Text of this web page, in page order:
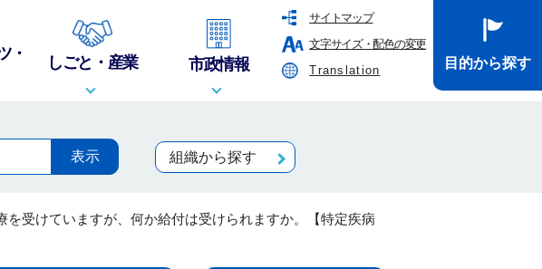
サイトマップ
文字サイズ・配色の変更
Translation
・
しごと・産業 市政情報 目的から探す
組織から探す
を受けていますが、何か給付は受けられますか。【特定疾病